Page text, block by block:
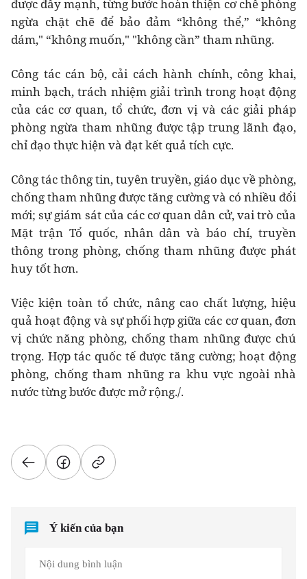
được đẩy mạnh, từng bước hoàn thiện cơ chế phòng
ngừa chặt chẽ để bảo đảm “không thể,” “không
dám," “không muốn," "không cần” tham nhũng.
Công tác cán bộ, cải cách hành chính, công khai,
minh bạch, trách nhiệm giải trình trong hoạt động
của các cơ quan, tổ chức, đơn vị và các giải pháp
phòng ngừa tham nhũng được tập trung lãnh đạo,
chỉ đạo thực hiện và đạt kết quả tích cực.
Công tác thông tin, tuyên truyền, giáo dục về phòng,
chống tham nhũng được tăng cường và có nhiều đổi
mới; sự giám sát của các cơ quan dân cử, vai trò của
Mặt trận Tổ quốc, nhân dân và báo chí, truyền
thông trong phòng, chống tham nhũng được phát
huy tốt hơn.
Việc kiện toàn tổ chức, nâng cao chất lượng, hiệu
quả hoạt động và sự phối hợp giữa các cơ quan, đơn
vị chức năng phòng, chống tham nhũng được chú
trọng. Hợp tác quốc tế được tăng cường; hoạt động
phòng, chống tham nhũng ra khu vực ngoài nhà
nước từng bước được mở rộng./.
Ý kiến của bạn